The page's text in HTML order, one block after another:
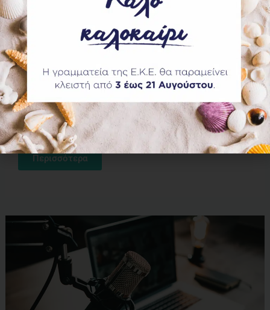
World Association for Buiatrics (WAB) –
Webinar, Τετάρτη 8 Ιουλίου 2026
,Παραγωγικά Ζώα-Επικαιρότητα
Αγαπητοί πρόεδροι των εθνικών ενώσεων Βουιατρικής και τα
μέλη τους, αγαπητοί φίλοι και συνάδελφοι που εργάζονται με
βοοειδή, αγαπητοί φοιτητές, ας πούμε αγαπητοί βουίατροι σε
όλο τον κόσμο, Με το επόμενο διαδικτυακό σεμινάριο, το
τελευταίο πριν από το Παγκόσμιο Συνέδριο Βουιατρικής στην
Κωνσταντινούπολη, θα θέλαμε να εξερευνήσουμε έναν τομέα
της
Περισσότερα